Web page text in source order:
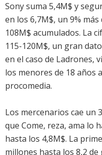
Sony suma 5,4M$ y
en los 6,7M$, un 9%
108M$ acumulados. La
115-120M$, un gran
en el caso de Ladrones,
los menores de 18 años
procomedia.
Los mercenarios cae un
que Come, reza, ama lo
hasta los 4,8M$. La
millones hasta los 8,2